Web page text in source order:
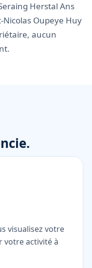
Herstal Ans
Nicolas Oupeye Huy
aucun
visualisez votre
votre activité à